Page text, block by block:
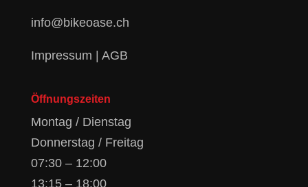
info@bikeoase.ch
Impressum | AGB
Öffnungszeiten
Montag / Dienstag
Donnerstag / Freitag
07:30 – 12:00
13:15 – 18:00